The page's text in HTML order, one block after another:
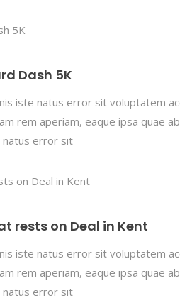
Dash 5K
iste natus error sit voluptatem
rem aperiam, eaque ipsa quae
natus error sit
rests on Deal in Kent
iste natus error sit voluptatem
rem aperiam, eaque ipsa quae
natus error sit